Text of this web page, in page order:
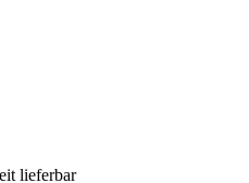
lieferbar